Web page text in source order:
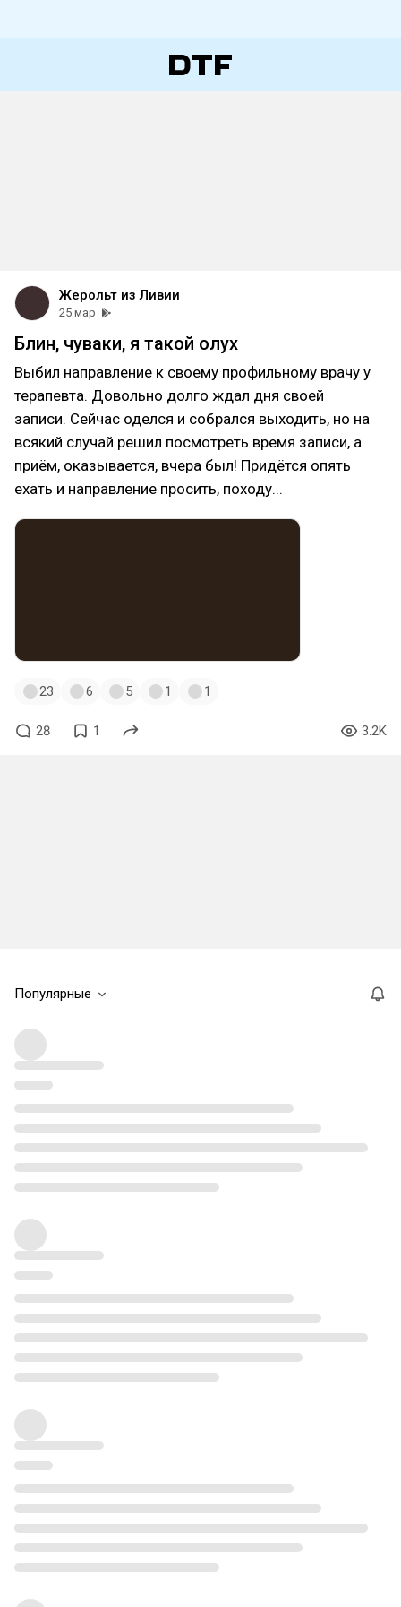
Жерольт из Ливии
25 мар
Блин, чуваки, я такой олух
Выбил направление к своему профильному врачу у
терапевта. Довольно долго ждал дня своей
записи. Сейчас оделся и собрался выходить, но на
всякий случай решил посмотреть время записи, а
приём, оказывается, вчера был! Придётся опять
ехать и направление просить, походу...
23 6 5 1 1
28 1 3.2K
Популярные